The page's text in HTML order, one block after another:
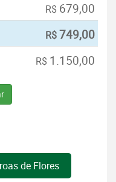
R$ 679,00
R$749,00
R$ 1.150,00
de Flores